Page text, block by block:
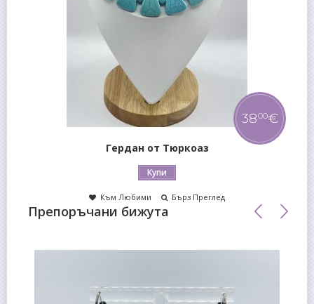
Гердан от Тюркоаз
3800€
Купи
Към Любими Бърз Преглед
Препоръчани бижута